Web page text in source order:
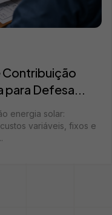
Contribuição
para Defesa...
energia solar:
variáveis, fixos e